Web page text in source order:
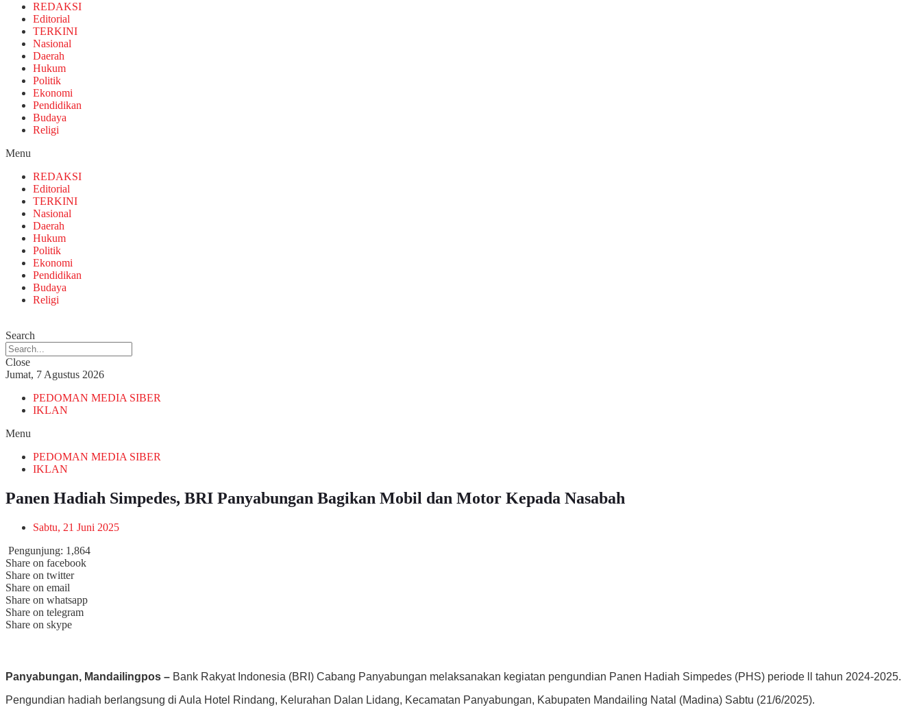
REDAKSI
Editorial
TERKINI
Nasional
Daerah
Hukum
Politik
Ekonomi
Pendidikan
Budaya
Religi
Menu
REDAKSI
Editorial
TERKINI
Nasional
Daerah
Hukum
Politik
Ekonomi
Pendidikan
Budaya
Religi
Search
Close
Jumat, 7 Agustus 2026
PEDOMAN MEDIA SIBER
IKLAN
Menu
PEDOMAN MEDIA SIBER
IKLAN
Panen Hadiah Simpedes, BRI Panyabungan Bagikan Mobil dan Motor Kepada Nasabah
Sabtu, 21 Juni 2025
Pengunjung: 1,864
Share on facebook
Share on twitter
Share on email
Share on whatsapp
Share on telegram
Share on skype
Panyabungan, Mandailingpos – Bank Rakyat Indonesia (BRI) Cabang Panyabungan melaksanakan kegiatan pengundian Panen Hadiah Simpedes (PHS) periode ll tahun 2024-2025.
Pengundian hadiah berlangsung di Aula Hotel Rindang, Kelurahan Dalan Lidang, Kecamatan Panyabungan, Kabupaten Mandailing Natal (Madina) Sabtu (21/6/2025).